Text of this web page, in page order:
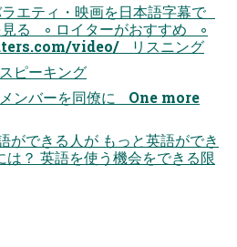
エティ・映画を日本語字幕で
見る ◦ ロイターがおすすめ ◦
video/ リスニング
ピーキング
ンバーを同僚に One more
ができる人が もっと英語ができ
は？ 英語を使う機会をできる限